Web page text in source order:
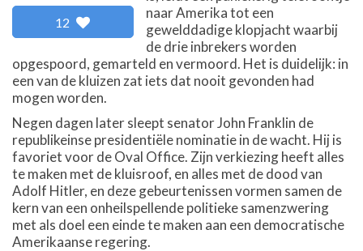
12
naar Amerika tot een
gewelddadige klopjacht waarbij
de drie inbrekers worden
opgespoord, gemarteld en vermoord. Het is duidelijk: in
een van de kluizen zat iets dat nooit gevonden had
mogen worden.
Negen dagen later sleept senator John Franklin de
republikeinse presidentiële nominatie in de wacht. Hij is
favoriet voor de Oval Office. Zijn verkiezing heeft alles
te maken met de kluisroof, en alles met de dood van
Adolf Hitler, en deze gebeurtenissen vormen samen de
kern van een onheilspellende politieke samenzwering
met als doel een einde te maken aan een democratische
Amerikaanse regering.